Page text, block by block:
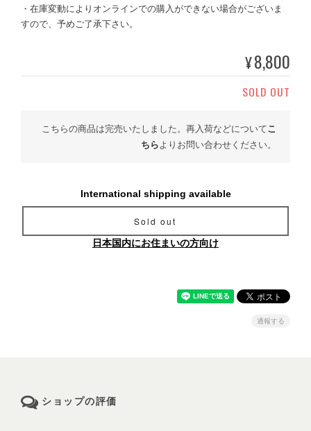
・在庫変動によりオンラインでの購入ができない場合がございま
すので、予めご了承下さい。
¥8,800
SOLD OUT
こちらの商品は完売いたしました。再入荷などについてこ
ちらよりお問い合わせください。
International shipping available
Sold out
日本国内にお住まいの方向け
通報する
ショップの評価